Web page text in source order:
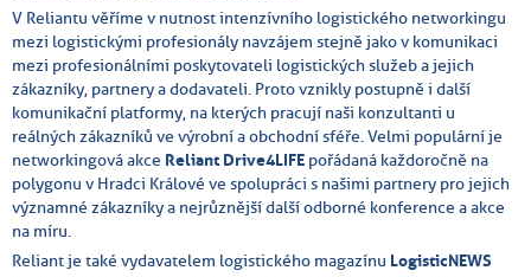
V Reliantu věříme v nutnost intenzívního logistického networkingu
mezi logistickými profesionály navzájem stejně jako v komunikaci
mezi profesionálními poskytovateli logistických služeb a jejich
zákazníky, partnery a dodavateli. Proto vznikly postupně i další
komunikační platformy, na kterých pracují naši konzultanti u
reálných zákazníků ve výrobní a obchodní sféře. Velmi populární je
networkingová akce Reliant Drive4LIFE pořádaná každoročně na
polygonu v Hradci Králové ve spolupráci s našimi partnery pro jejich
významné zákazníky a nejrůznější další odborné konference a akce
na míru.
Reliant je také vydavatelem logistického magazínu LogisticNEWS